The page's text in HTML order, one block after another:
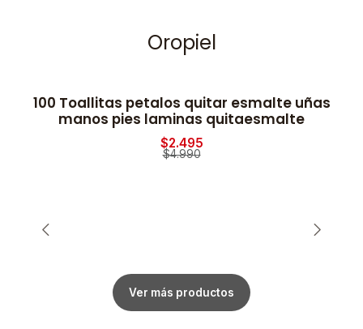
Oropiel
-50% OFF
100 Toallitas petalos quitar esmalte uñas
manos pies laminas quitaesmalte
$2.495
$4.990
Ver más productos